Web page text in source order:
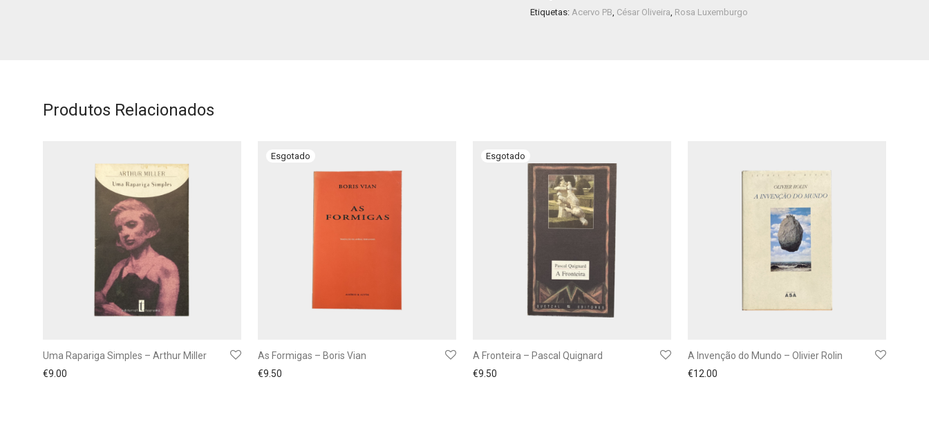
Etiquetas: Acervo PB, César Oliveira, Rosa Luxemburgo
Produtos Relacionados
Uma Rapariga Simples – Arthur Miller
€9.00
As Formigas – Boris Vian
€9.50
A Fronteira – Pascal Quignard
€9.50
A Invenção do Mundo – Olivier Rolin
€12.00